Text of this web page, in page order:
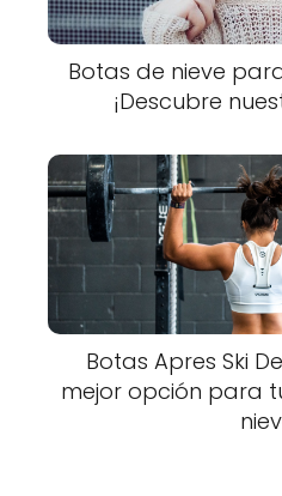
Botas de nieve
¡Descubre
Botas Apres Ski
mejor opción para